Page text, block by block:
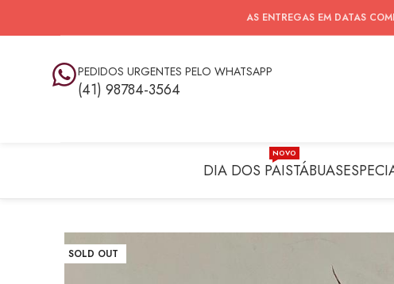
AS ENTREGAS EM DATAS
PEDIDOS URGENTES PELO WHATSAPP
(41) 98784-3564
DIA DOS PAIS
NOVO
TÁBUAS
SOLD OUT